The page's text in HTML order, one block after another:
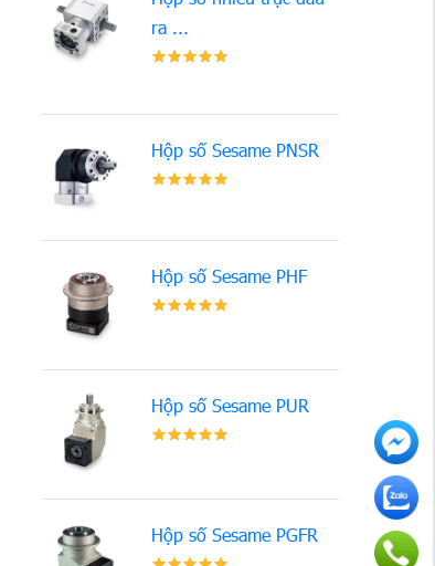
ra ...
Hộp số Sesame PNSR
Hộp số Sesame PHF
Hộp số Sesame PUR
Hộp số Sesame PGFR